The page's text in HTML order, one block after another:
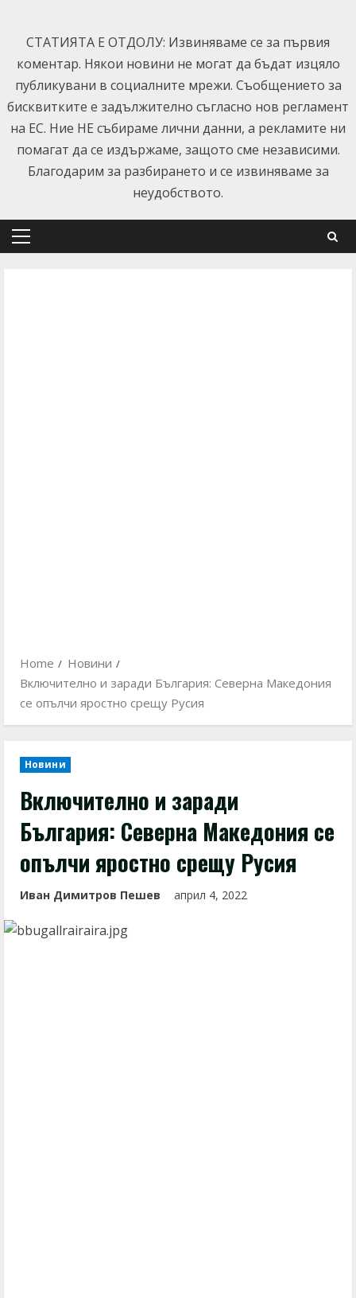
content
СТАТИЯТА Е ОТДОЛУ: Извиняваме се за първия
коментар. Някои новини не могат да бъдат изцяло
публикувани в социалните мрежи. Съобщението за
бисквитките е задължително съгласно нов регламент
на ЕС. Ние НЕ събираме лични данни, а рекламите ни
помагат да се издържаме, защото сме независими.
Благодарим за разбирането и се извиняваме за
неудобството.
Primary
Home
Новини
Включително и заради България: Северна Македония
се опълчи яростно срещу Русия
Новини
Включително и заради
България: Северна Македония се
опълчи яростно срещу Русия
Иван Димитров Пешев април 4, 2022